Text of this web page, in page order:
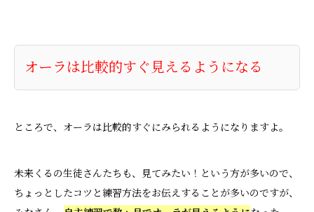
オーラは比較的すぐ見えるようになる
ところで、オーラは比較的すぐにみられるようになりますよ。
未来くるの生徒さんたちも、見てみたい！という方が多いので、
ちょっとしたコツと練習方法をお伝えすることが多いのですが、